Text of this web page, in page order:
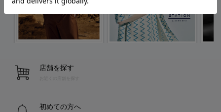
店舗を探す
お近くの店舗を探す
初めての方へ